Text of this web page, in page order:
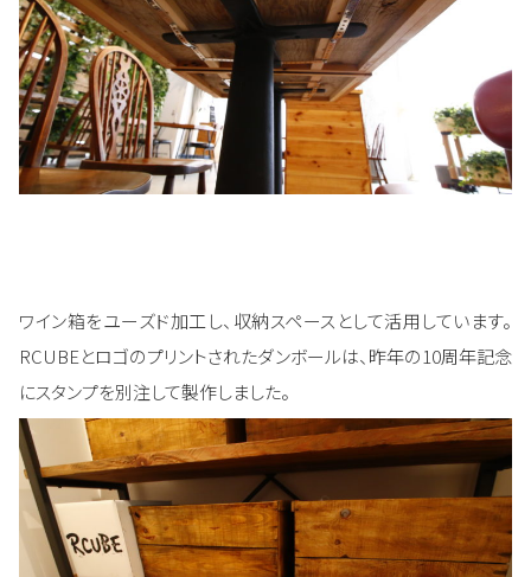
ワイン箱をユーズド加工し、収納スペースとして活用しています。
RCUBEとロゴのプリントされたダンボールは、昨年の10周年記念
にスタンプを別注して製作しました。